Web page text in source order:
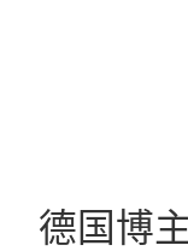
德国博